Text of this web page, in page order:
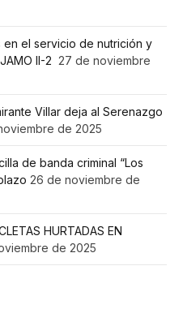
el servicio de nutrición y
II-2 27 de noviembre
Villar deja al Serenazgo
de 2025
de banda criminal “Los
26 de noviembre de
HURTADAS EN
de 2025